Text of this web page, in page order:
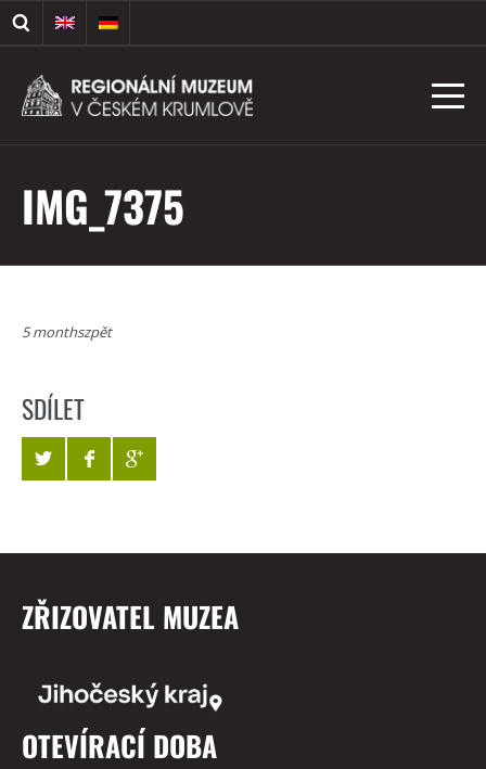
IMG_7375
5 monthszpět
SDÍLET
ZŘIZOVATEL MUZEA
OTEVÍRACÍ DOBA